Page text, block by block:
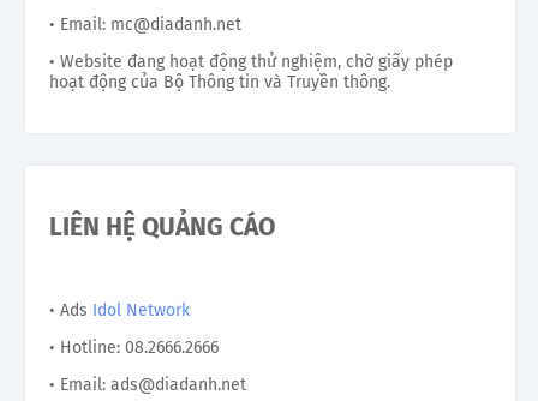
• Email: mc@diadanh.net
• Website đang hoạt động thử nghiệm, chờ giấy phép
hoạt động của Bộ Thông tin và Truyền thông.
LIÊN HỆ QUẢNG CÁO
• Ads Idol Network
• Hotline: 08.2666.2666
• Email: ads@diadanh.net